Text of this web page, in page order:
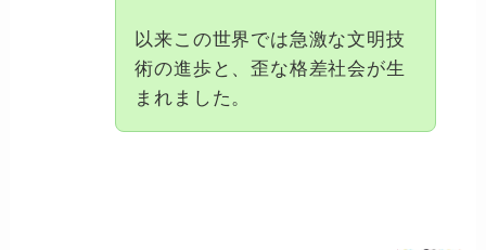
以来この世界では急激な文明技
術の進歩と、歪な格差社会が生
まれました。